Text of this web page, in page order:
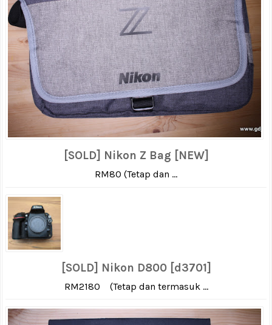
[SOLD] Nikon Z Bag [NEW]
RM80 (Tetap dan ...
[SOLD] Nikon D800 [d3701]
RM2180 (Tetap dan termasuk ...